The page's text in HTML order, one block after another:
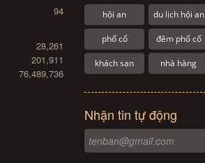
94
28,261
201,911
76,489,736
hội an du lịch hội an
phố cổ đêm phố cổ
khách sạn nhà hàng
Nhận tin tự động